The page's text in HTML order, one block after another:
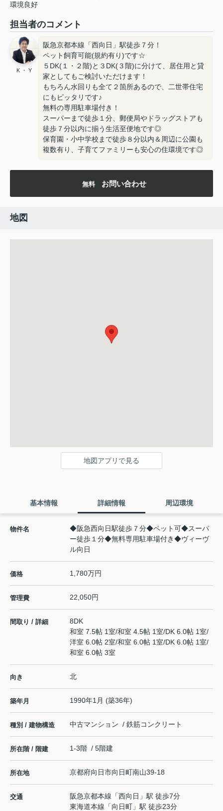
環境良好
担当者のコメント
K ・ Y
阪急京都本線「西向日」駅徒歩７分！
ペット飼育可能(規約有り)です☆
５DK(１・２階)と３DK(３階)に分けて、居住用と貸
家としてもご検討いただけます！
もちろん水回りも全て２箇所あるので、二世帯住宅
にもピッタリです♪
無料の専用駐車場付き！
スーパーまで徒歩１分、郵便局やドラッグストアも
徒歩７分以内に揃う生活至便地です◎
保育園・小中学校まで徒歩８分以内＆周辺に公園も
複数有り、子育てファミリーも安心の住環境です◎
無料 お問い合わせ
地図
地図アプリで見る
基本情報 詳細情報 周辺環境
物件名
◆阪急西向日駅徒歩７分◆ペット可◆スーパ
ー徒歩１分◆無料専用駐車場付き◆ヴィーヴ
ル向日
価格 1,780万円
管理費 22,050円
間取り / 詳細
8DK
和室 7.5帖 1室/和室 4.5帖 1室/DK 6.0帖 1室/
洋室 6.0帖 2室/和室 6.0帖 1室/DK 6.0帖 1室/
和室 6.0帖 3室
向き 北
築年月 1990年1月 (築36年)
種別 / 建物構造 中古マンション / 鉄筋コンクリート
所在階 / 階建 1-3階 / 5階建
所在地 京都府向日市向日町南山39-18
交通 阪急京都本線 「西向日 」駅 徒歩7分
東海道本線 「向日町 」駅 徒歩23分